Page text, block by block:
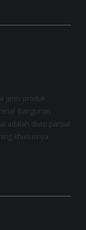
jenis produk
Bangunan
adalah divisi parsial
khususnya